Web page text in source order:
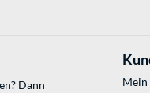
Dann